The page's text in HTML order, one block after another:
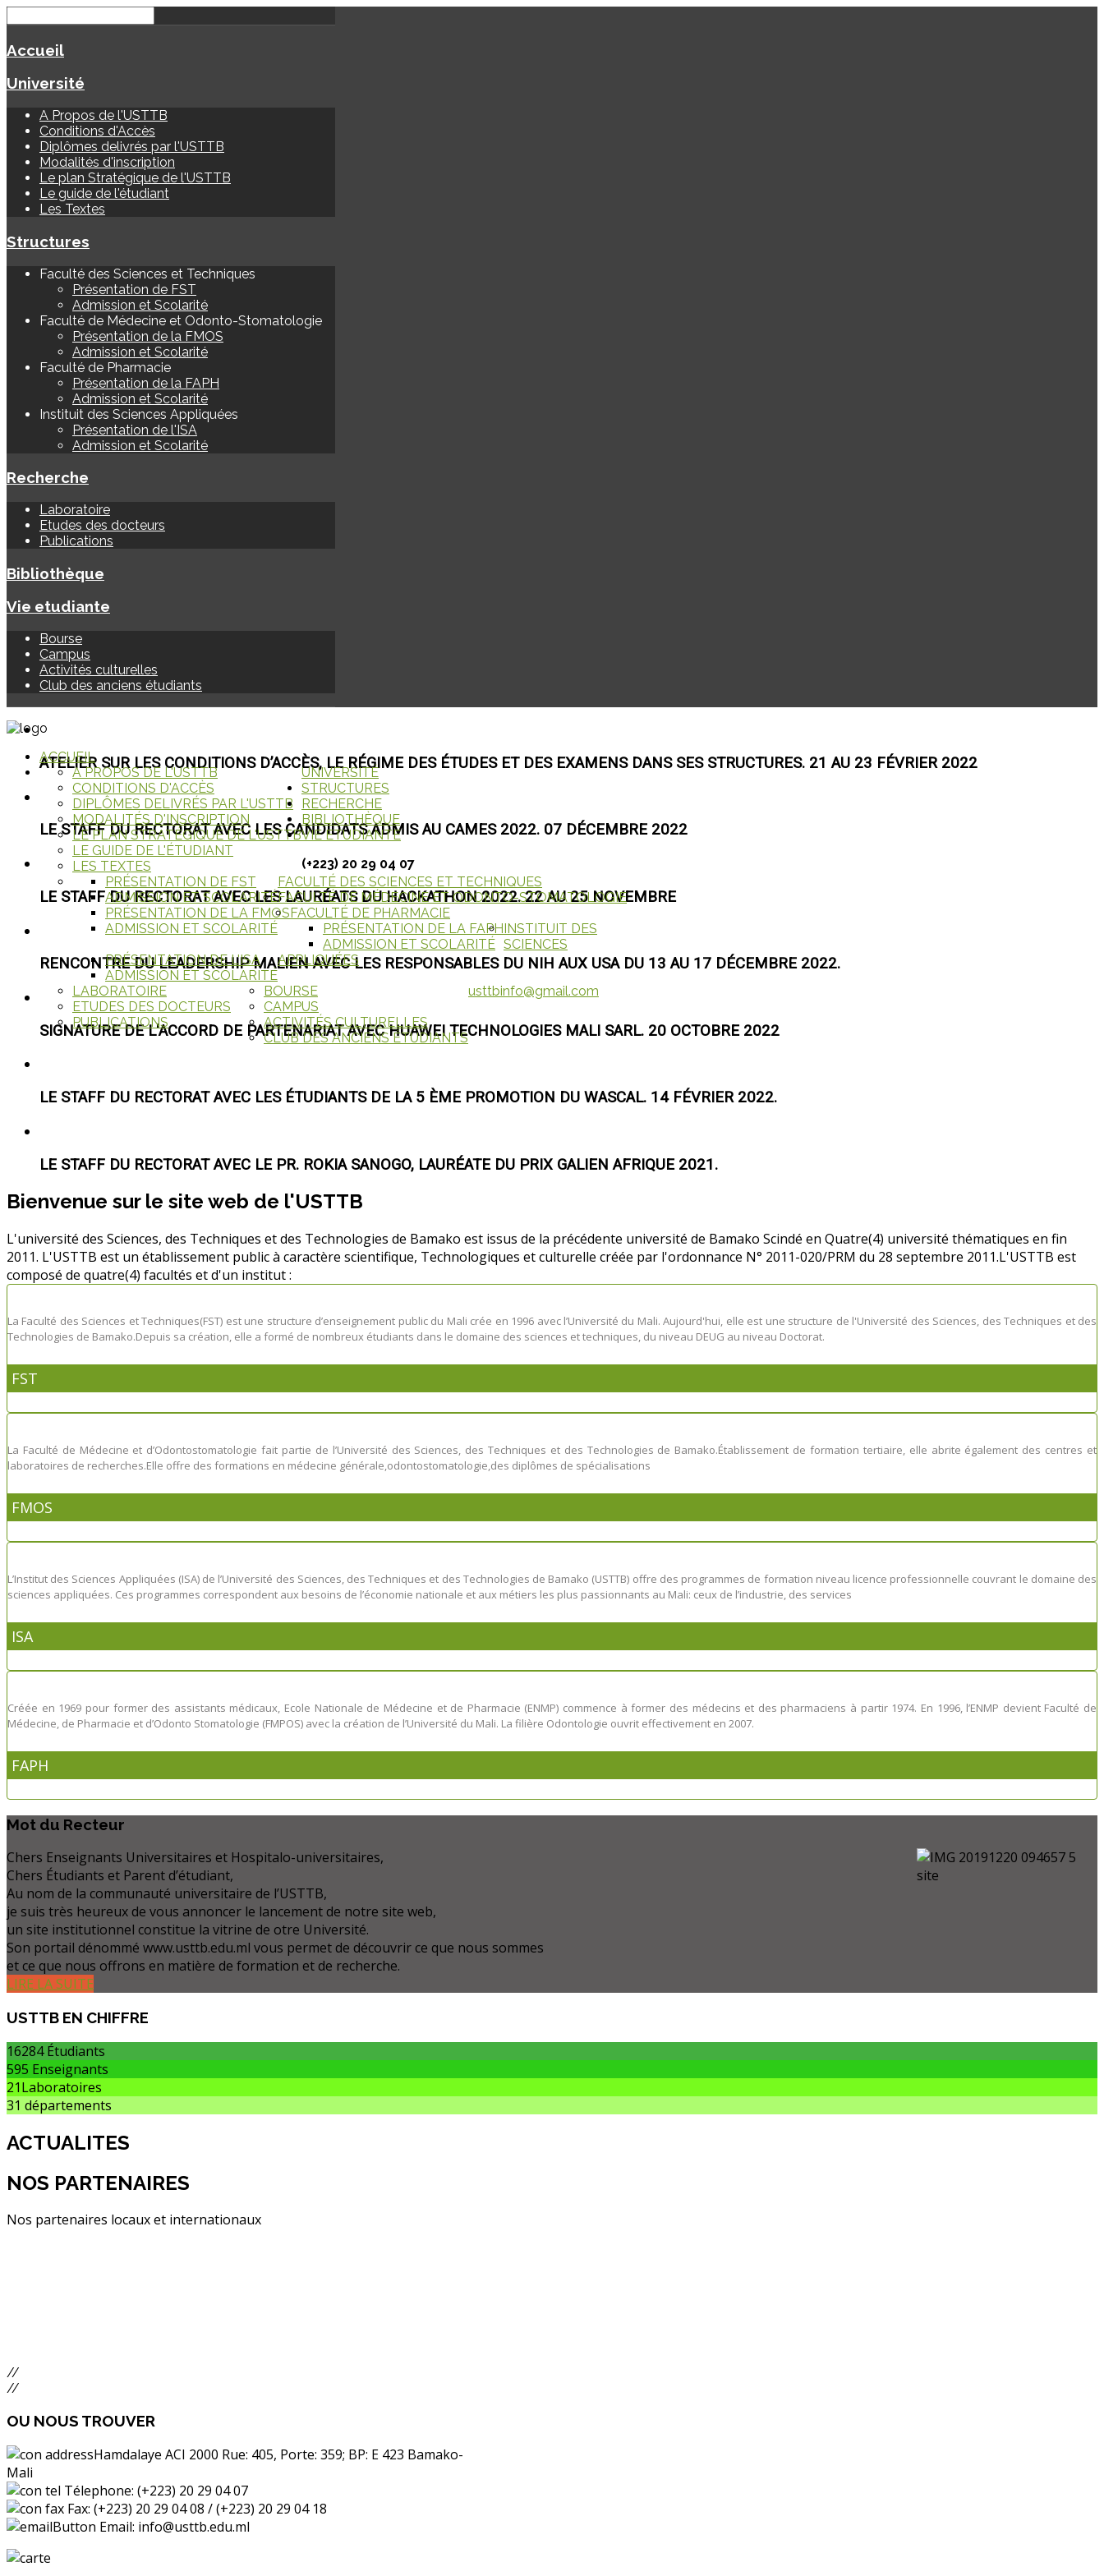
Accueil
Université
A Propos de l'USTTB
Conditions d'Accès
Diplômes delivrés par l'USTTB
Modalités d'inscription
Le plan Stratégique de l'USTTB
Le guide de l'étudiant
Les Textes
Structures
Faculté des Sciences et Techniques
Présentation de FST
Admission et Scolarité
Faculté de Médecine et Odonto-Stomatologie
Présentation de la FMOS
Admission et Scolarité
Faculté de Pharmacie
Présentation de la FAPH
Admission et Scolarité
Instituit des Sciences Appliquées
Présentation de l'ISA
Admission et Scolarité
Recherche
Laboratoire
Etudes des docteurs
Publications
Bibliothèque
Vie etudiante
Bourse
Campus
Activités culturelles
Club des anciens étudiants
ACCUEIL
UNIVERSITÉ
A PROPOS DE L'USTTB
CONDITIONS D'ACCÈS
DIPLÔMES DELIVRÉS PAR L'USTTB
MODALITÉS D'INSCRIPTION
LE PLAN STRATÉGIQUE DE L'USTTB
LE GUIDE DE L'ÉTUDIANT
LES TEXTES
STRUCTURES
FACULTÉ DES SCIENCES ET TECHNIQUES
PRÉSENTATION DE FST
ADMISSION ET SCOLARITÉFACULTÉ DE MÉDECINE ET ODONTO-STOMATOLOGIE
PRÉSENTATION DE LA FMOS
ADMISSION ET SCOLARITÉ
FACULTÉ DE PHARMACIE
PRÉSENTATION DE LA FAPH
ADMISSION ET SCOLARITÉ
INSTITUIT DES
SCIENCES
APPLIQUÉES
PRÉSENTATION DE L'ISA
ADMISSION ET SCOLARITÉ
RECHERCHE
LABORATOIRE
ETUDES DES DOCTEURS
PUBLICATIONS
BIBLIOTHÈQUE
VIE ETUDIANTE
BOURSE
CAMPUS
ACTIVITÉS CULTURELLES
CLUB DES ANCIENS ÉTUDIANTS
(+223) 20 29 04 07
usttbinfo@gmail.com
ATELIER SUR LES CONDITIONS D’ACCÈS, LE RÉGIME DES ÉTUDES ET DES EXAMENS DANS SES STRUCTURES. 21 AU 23 FÉVRIER 2022
LE STAFF DU RECTORAT AVEC LES CANDIDATS ADMIS AU CAMES 2022. 07 DÉCEMBRE 2022
LE STAFF DU RECTORAT AVEC LES LAURÉATS DU HACKATHON 2022. 22 AU 25 NOVEMBRE
RENCONTRE DU LEADERSHIP MALIEN AVEC LES RESPONSABLES DU NIH AUX USA DU 13 AU 17 DÉCEMBRE 2022.
SIGNATURE DE L'ACCORD DE PARTENARIAT AVEC HUAWEI TECHNOLOGIES MALI SARL. 20 OCTOBRE 2022
LE STAFF DU RECTORAT AVEC LES ÉTUDIANTS DE LA 5 ÈME PROMOTION DU WASCAL. 14 FÉVRIER 2022.
LE STAFF DU RECTORAT AVEC LE PR. ROKIA SANOGO, LAURÉATE DU PRIX GALIEN AFRIQUE 2021.
Bienvenue sur le site web de l'USTTB
L'université des Sciences, des Techniques et des Technologies de Bamako est issus de la précédente université de Bamako Scindé en Quatre(4) université thématiques en fin
2011. L'USTTB est un établissement public à caractère scientifique, Technologiques et culturelle créée par l'ordonnance N° 2011-020/PRM du 28 septembre 2011.L'USTTB est
composé de quatre(4) facultés et d'un institut :
La Faculté des Sciences et Techniques(FST) est une structure d’enseignement public du Mali crée en 1996 avec l’Université du Mali. Aujourd'hui, elle est une structure de l'Université des Sciences, des Techniques et des
Technologies de Bamako.Depuis sa création, elle a formé de nombreux étudiants dans le domaine des sciences et techniques, du niveau DEUG au niveau Doctorat.
FST
La Faculté de Médecine et d’Odontostomatologie fait partie de l’Université des Sciences, des Techniques et des Technologies de Bamako.Établissement de formation tertiaire, elle abrite également des centres et
laboratoires de recherches.Elle offre des formations en médecine générale,odontostomatologie,des diplômes de spécialisations
FMOS
L’Institut des Sciences Appliquées (ISA) de l’Université des Sciences, des Techniques et des Technologies de Bamako (USTTB) offre des programmes de formation niveau licence professionnelle couvrant le domaine des
sciences appliquées. Ces programmes correspondent aux besoins de l’économie nationale et aux métiers les plus passionnants au Mali: ceux de l’industrie, des services
ISA
Créée en 1969 pour former des assistants médicaux, Ecole Nationale de Médecine et de Pharmacie (ENMP) commence à former des médecins et des pharmaciens à partir 1974. En 1996, l’ENMP devient Faculté de
Médecine, de Pharmacie et d’Odonto Stomatologie (FMPOS) avec la création de l’Université du Mali. La filière Odontologie ouvrit effectivement en 2007.
FAPH
Mot du Recteur
Chers Enseignants Universitaires et Hospitalo-universitaires,
Chers Étudiants et Parent d’étudiant,
Au nom de la communauté universitaire de l’USTTB,
je suis très heureux de vous annoncer le lancement de notre site web,
un site institutionnel constitue la vitrine de otre Université.
Son portail dénommé www.usttb.edu.ml vous permet de découvrir ce que nous sommes
et ce que nous offrons en matière de formation et de recherche.
LIRE LA SUITE
USTTB EN CHIFFRE
16284 Étudiants
595 Enseignants
21Laboratoires
31 départements
ACTUALITES
NOS PARTENAIRES
Nos partenaires locaux et internationaux
//
//
OU NOUS TROUVER
Hamdalaye ACI 2000 Rue: 405, Porte: 359; BP: E 423 Bamako-
Mali
Télephone: (+223) 20 29 04 07
Fax: (+223) 20 29 04 08 / (+223) 20 29 04 18
Email: info@usttb.edu.ml